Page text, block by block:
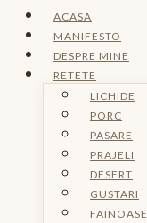
ACASA
MANIFESTO
DESPRE MINE
RETETE
LICHIDE
PORC
PASARE
PRAJELI
DESERT
GUSTARI
FAINOASE